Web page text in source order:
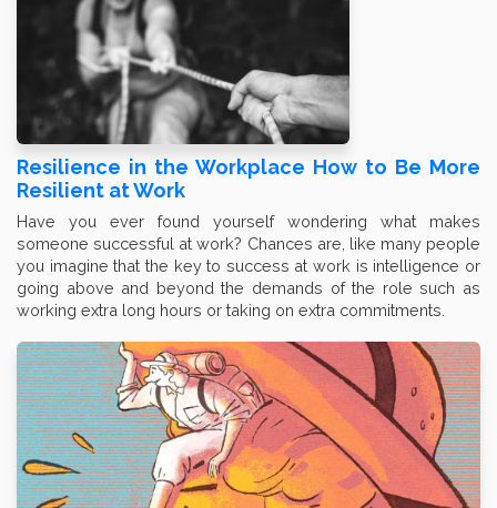
Resilience in the Workplace How to Be More
Resilient at Work
Have you ever found yourself wondering what makes
someone successful at work? Chances are, like many people
you imagine that the key to success at work is intelligence or
going above and beyond the demands of the role such as
working extra long hours or taking on extra commitments.